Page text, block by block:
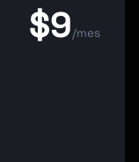
$9/mes